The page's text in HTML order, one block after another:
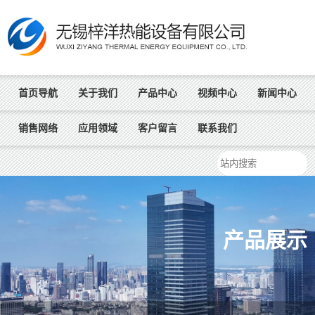
首页导航 关于我们 产品中心 视频中心 新闻中心
销售网络 应用领域 客户留言 联系我们
产品展示